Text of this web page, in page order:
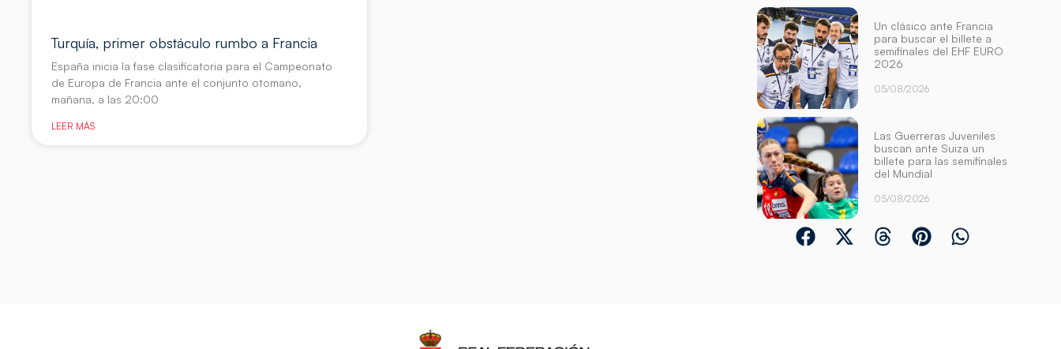
Turquía, primer obstáculo rumbo a Francia
España inicia la fase clasificatoria para el Campeonato
de Europa de Francia ante el conjunto otomano,
mañana, a las 20:00
LEER MÁS
Un clásico ante Francia
para buscar el billete a
semifinales del EHF EURO
2026
05/08/2026
Las Guerreras Juveniles
buscan ante Suiza un
billete para las semifinales
del Mundial
05/08/2026